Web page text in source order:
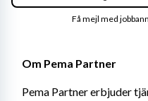
Om Pema Partner
Pema Partner erbjuder
Få mejl med